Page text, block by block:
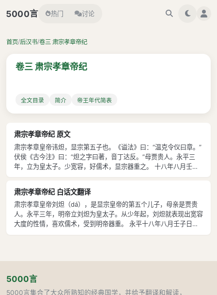
5000言 热门 讨论
首页/后汉书/卷三 肃宗孝章帝纪
卷三 肃宗孝章帝纪
全文目录 简介 帝王年代简表
肃宗孝章帝纪 原文
肃宗孝章皇帝讳炟，显宗第五子也。《谥法》曰：“温克令仪曰章。”
伏侯《古今注》曰：“炟之字曰著，音丁达反。”母贾贵人。永平三
年，立为皇太子。少宽容，好儒术，显宗器重之。 十八年八月壬
子，即皇帝位，年十九。尊皇后曰皇太后。 壬戌，葬孝明皇帝于显
也，西北去洛阳三十七里。”
肃宗孝章帝纪 白话文翻译
肃宗孝章皇帝刘炟（dá），是显宗皇帝的第五个儿子，母亲是贾贵
人。永平三年，明帝立刘炟为皇太子。从少年起，刘炟就表现出宽容
大度的性情，喜欢儒术，受到明帝器重。 永平十八年八月壬子日，
刘炟即皇帝位，当年十九岁，尊母后为皇太后。壬戌日，孝明皇帝在
5000言
5000言集合了大众所熟知的经典国学，并给予翻译和解读，